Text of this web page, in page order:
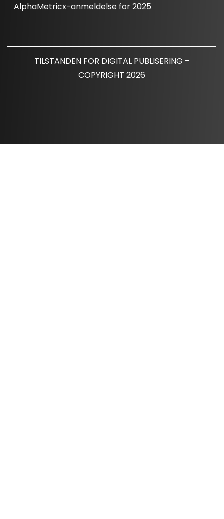
AlphaMetricx-anmeldelse for 2025
TILSTANDEN FOR DIGITAL PUBLISERING –
COPYRIGHT 2026